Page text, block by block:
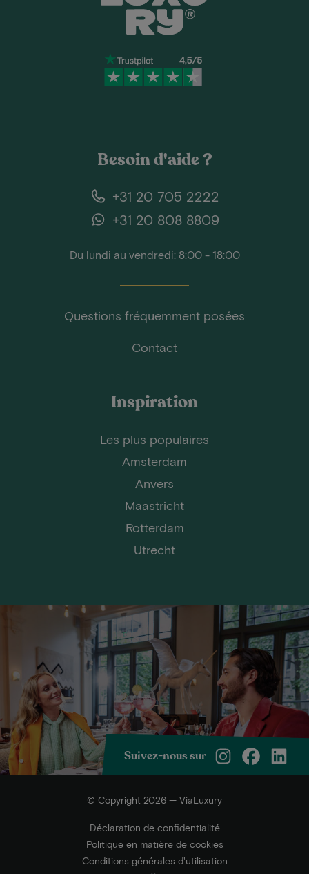
Besoin d'aide ?
+31 20 705 2222
+31 20 808 8809
Du lundi au vendredi: 8:00 - 18:00
Questions fréquemment posées
Contact
Inspiration
Les plus populaires
Amsterdam
Anvers
Maastricht
Rotterdam
Utrecht
Suivez-nous sur
© Copyright 2026 — ViaLuxury
Déclaration de confidentialité
Politique en matière de cookies
Conditions générales d'utilisation